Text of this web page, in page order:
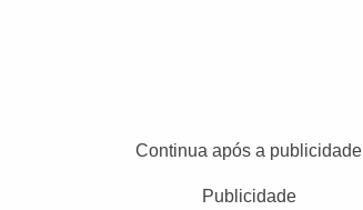
Continua após a publicidade
Publicidade